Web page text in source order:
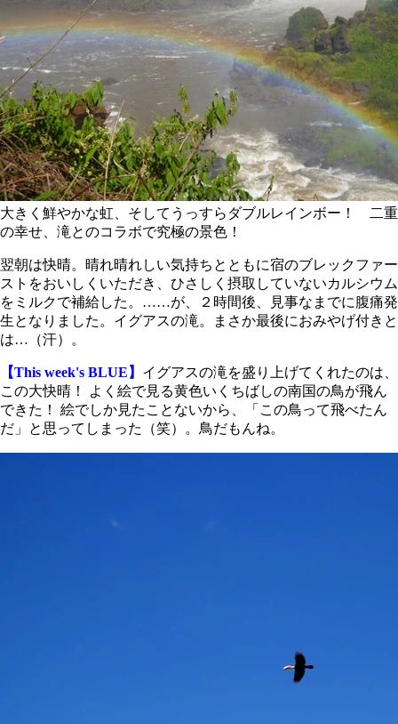
大きく鮮やかな虹、そしてうっすらダブルレインボー！ 二重
の幸せ、滝とのコラボで究極の景色！
翌朝は快晴。晴れ晴れしい気持ちとともに宿のブレックファー
ストをおいしくいただき、ひさしく摂取していないカルシウム
をミルクで補給した。……が、２時間後、見事なまでに腹痛発
生となりました。イグアスの滝。まさか最後におみやげ付きと
は…（汗）。
【This week's BLUE】 イグアスの滝を盛り上げてくれたのは、
この大快晴！ よく絵で見る黄色いくちばしの南国の鳥が飛ん
できた！ 絵でしか見たことないから、「この鳥って飛べたん
だ」と思ってしまった（笑）。鳥だもんね。